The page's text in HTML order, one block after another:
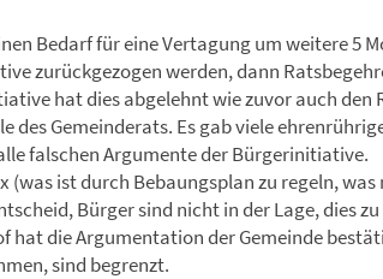
Bedarf für eine Vertagung um weitere 5
zurückgezogen werden, dann
hat dies abgelehnt wie zuvor auch den
des Gemeinderats. Es gab viele
falschen Argumente der Bürgerinitiative.
(was ist durch Bebaungsplan zu regeln,
Bürger sind nicht in der Lage, dies
hat die Argumentation der Gemeinde
sind begrenzt.